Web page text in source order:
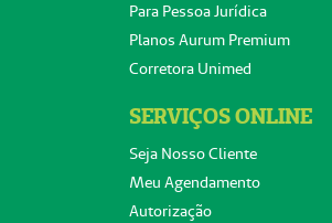
Para Pessoa Jurídica
Planos Aurum Premium
Corretora Unimed
SERVIÇOS ONLINE
Seja Nosso Cliente
Meu Agendamento
Autorização